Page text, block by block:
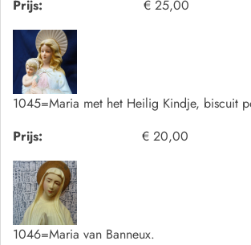
Prijs:
€ 25,00
1045=Maria met het Heilig Kindje, biscuit
Prijs:
€ 20,00
1046=Maria van Banneux.